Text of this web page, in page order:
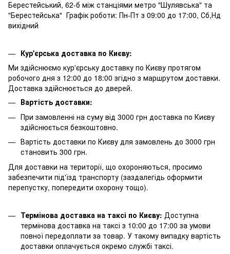
Берестейський, 62-б між станціями метро "Шулявська" та
"Берестейська" Графік роботи: Пн-Пт з 09:00 до 17:00, Сб,Нд
вихідний
Кур'єрська доставка по Києву:
Ми здійснюємо кур'єрську доставку по Києву протягом
робочого дня з 12:00 до 18:00 згідно з маршрутом доставки.
Доставка здійснюється до дверей.
Вартість доставки:
При замовленні на суму від 3000 грн доставка по Києву
здійснюється безкоштовно.
Вартість доставки по Києву для замовлень до 3000 грн
становить 300 грн.
Для доставки на території, що охороняються, просимо
забезпечити під'їзд транспорту (заздалегідь оформити
перепустку, попередити охорону тощо).
Термінова доставка на таксі по Києву: Доступна
термінова доставка на таксі з 10:00 до 17:00 за умови
повної передоплати за товар. У такому випадку вартість
доставки оплачується окремо службі таксі.